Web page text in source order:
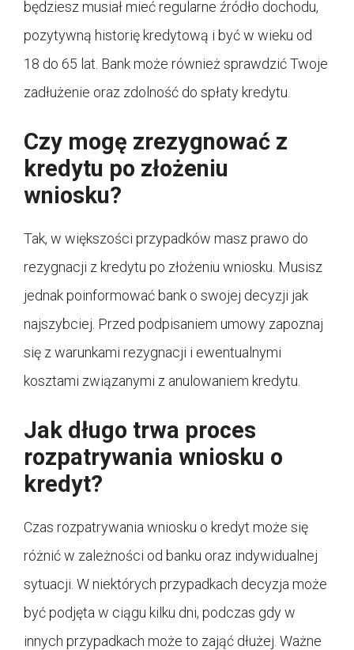
będziesz musiał mieć regularne źródło dochodu,
pozytywną historię kredytową i być w wieku od
18 do 65 lat. Bank może również sprawdzić Twoje
zadłużenie oraz zdolność do spłaty kredytu.
Czy mogę zrezygnować z
kredytu po złożeniu
wniosku?
Tak, w większości przypadków masz prawo do
rezygnacji z kredytu po złożeniu wniosku. Musisz
jednak poinformować bank o swojej decyzji jak
najszybciej. Przed podpisaniem umowy zapoznaj
się z warunkami rezygnacji i ewentualnymi
kosztami związanymi z anulowaniem kredytu.
Jak długo trwa proces
rozpatrywania wniosku o
kredyt?
Czas rozpatrywania wniosku o kredyt może się
różnić w zależności od banku oraz indywidualnej
sytuacji. W niektórych przypadkach decyzja może
być podjęta w ciągu kilku dni, podczas gdy w
innych przypadkach może to zająć dłużej. Ważne